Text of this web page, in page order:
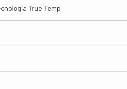
True Temp